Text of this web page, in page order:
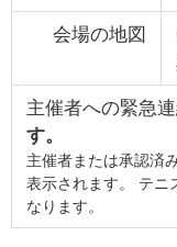
会場の地図
主催者への緊急
す。
主催者または承認済
表示されます。 テニ
なります。